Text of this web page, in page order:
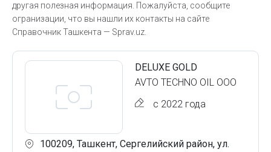
другая полезная информация. Пожалуйста, сообщите
огранизации, что вы нашли их контакты на сайте
Справочник Ташкента — Sprav.uz.
DELUXE GOLD
AVTO TECHNO OIL ООО
с 2022 года
100209, Ташкент, Сергелийский район, ул.